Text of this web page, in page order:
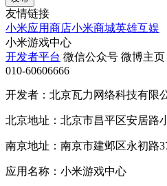
友情链接
小米应用商店小米商城英雄互娱
小米游戏中心
开发者平台 微信公众号 微博主页
010-60606666
开发者：北京瓦力网络科技有限
北京地址：北京市昌平区安居路
南京地址：南京市建邺区永初路
应用名称：小米游戏中心